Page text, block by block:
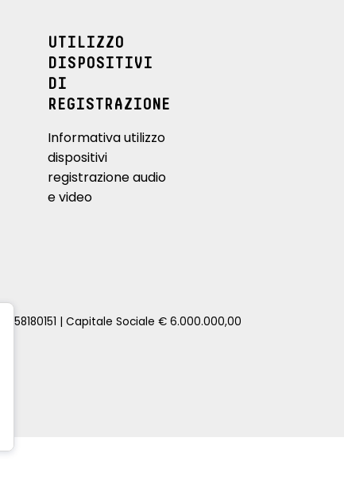
UTILIZZO
DISPOSITIVI
DI
REGISTRAZIONE
Informativa utilizzo
dispositivi
registrazione audio
e video
| Capitale Sociale € 6.000.000,00
valutazione della tua auto senza impegno